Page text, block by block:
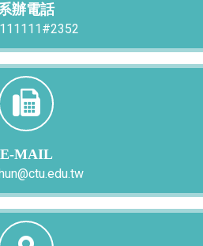
辦電話
E-MAIL